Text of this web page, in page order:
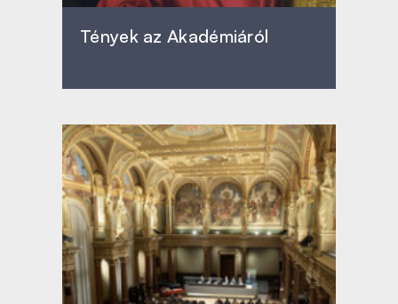
Tények az Akadémiáról